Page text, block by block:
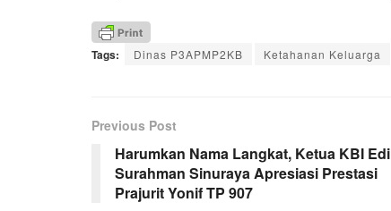
Tags: Dinas P3APMP2KB Ketahanan Keluarga
Previous Post
Harumkan Nama Langkat, Ketua KBI Edi
Surahman Sinuraya Apresiasi Prestasi
Prajurit Yonif TP 907